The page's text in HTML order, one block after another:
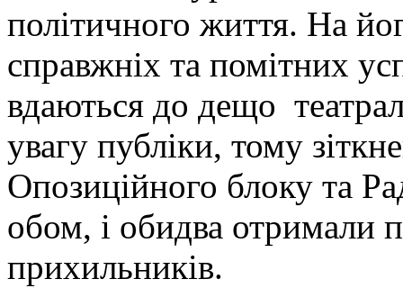
політичного життя. На
справжніх та помітних
вдаються до дещо
увагу публіки, тому
Опозиційного блоку та
обом, і обидва отримали
прихильників.